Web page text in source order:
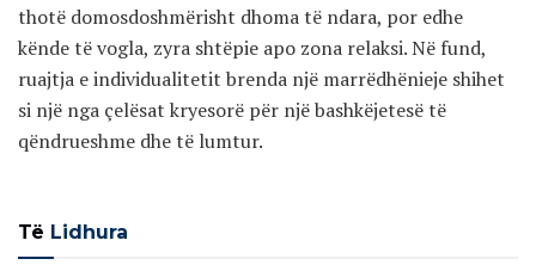
thotë domosdoshmërisht dhoma të ndara, por edhe
kënde të vogla, zyra shtëpie apo zona relaksi. Në fund,
ruajtja e individualitetit brenda një marrëdhënieje shihet
si një nga çelësat kryesorë për një bashkëjetesë të
qëndrueshme dhe të lumtur.
Të Lidhura